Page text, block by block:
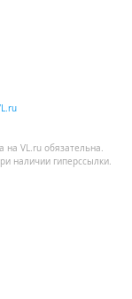
на VL.ru обязательна.
наличии гиперссылки.